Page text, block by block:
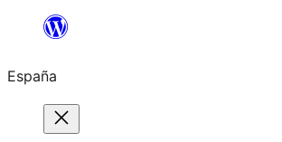
Saltar
contenido
España